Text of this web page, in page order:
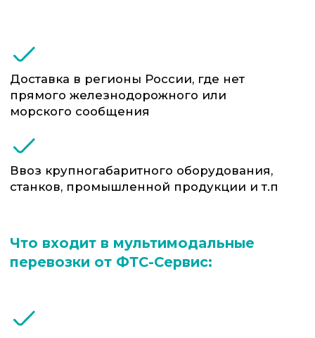
Таможенное оформление груза на
каждом этапе, включая транзитные
процедуры
Проверка надёжности контрагентов:
перевозчиков, портов, терминалов
ФТС-Сервис